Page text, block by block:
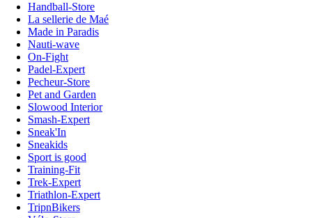
Handball-Store
La sellerie de Maé
Made in Paradis
Nauti-wave
On-Fight
Padel-Expert
Pecheur-Store
Pet and Garden
Slowood Interior
Smash-Expert
Sneak'In
Sneakids
Sport is good
Training-Fit
Trek-Expert
Triathlon-Expert
TripnBikers